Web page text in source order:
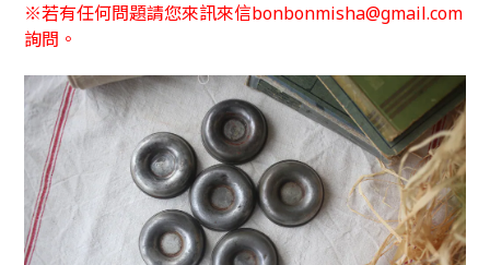
※若有任何問題請您來訊來信bonbonmisha@gmail.com
詢問。